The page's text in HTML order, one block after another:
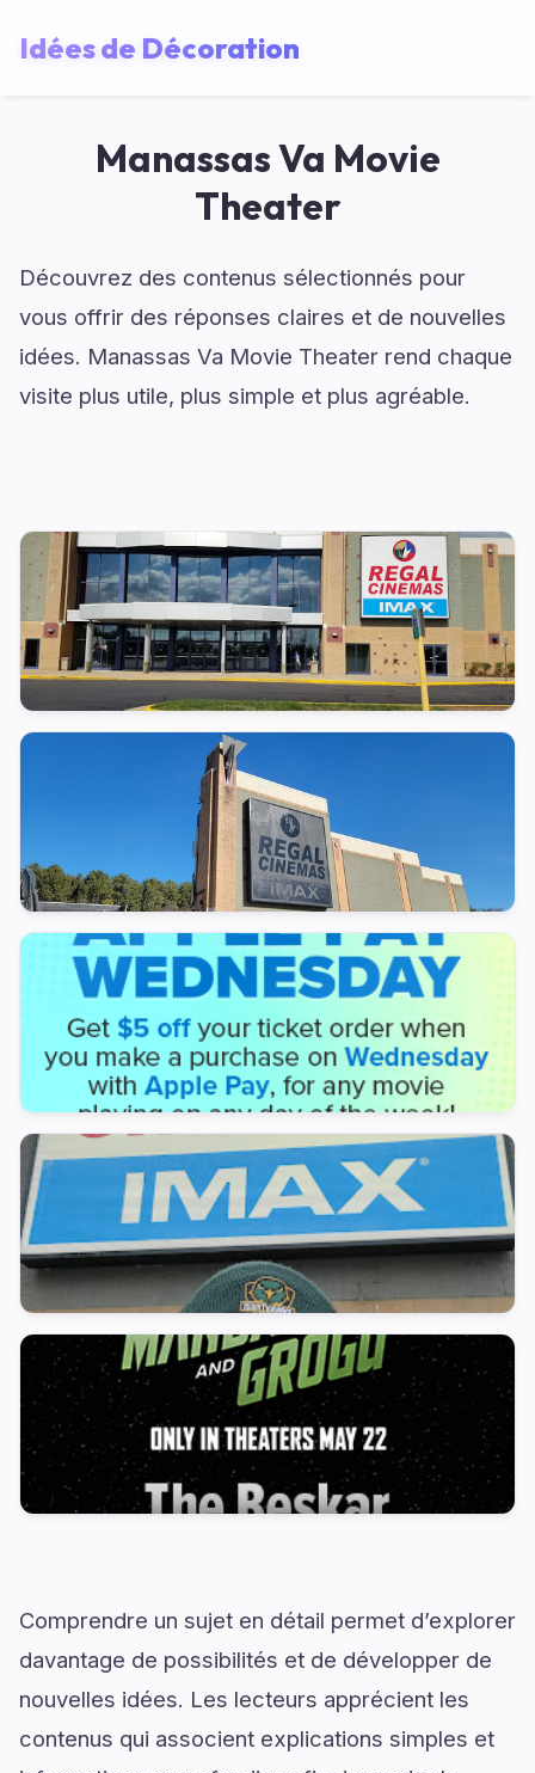
Idées de Décoration
Manassas Va Movie
Theater
Découvrez des contenus sélectionnés pour
vous offrir des réponses claires et de nouvelles
idées. Manassas Va Movie Theater rend chaque
visite plus utile, plus simple et plus agréable.
Comprendre un sujet en détail permet d’explorer
davantage de possibilités et de développer de
nouvelles idées. Les lecteurs apprécient les
contenus qui associent explications simples et